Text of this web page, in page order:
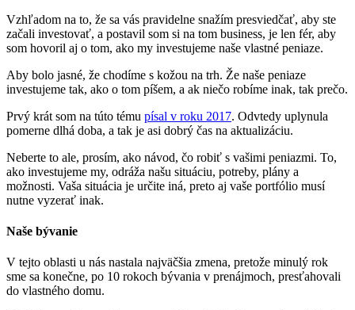
Vzhľadom na to, že sa vás pravidelne snažím presviedčať, aby ste
začali investovať, a postavil som si na tom business, je len fér, aby
som hovoril aj o tom, ako my investujeme naše vlastné peniaze.
Aby bolo jasné, že chodíme s kožou na trh. Že naše peniaze
investujeme tak, ako o tom píšem, a ak niečo robíme inak, tak prečo.
Prvý krát som na túto tému písal v roku 2017. Odvtedy uplynula
pomerne dlhá doba, a tak je asi dobrý čas na aktualizáciu.
Neberte to ale, prosím, ako návod, čo robiť s vašimi peniazmi. To,
ako investujeme my, odráža našu situáciu, potreby, plány a
možnosti. Vaša situácia je určite iná, preto aj vaše portfólio musí
nutne vyzerať inak.
Naše bývanie
V tejto oblasti u nás nastala najväčšia zmena, pretože minulý rok
sme sa konečne, po 10 rokoch bývania v prenájmoch, presťahovali
do vlastného domu.